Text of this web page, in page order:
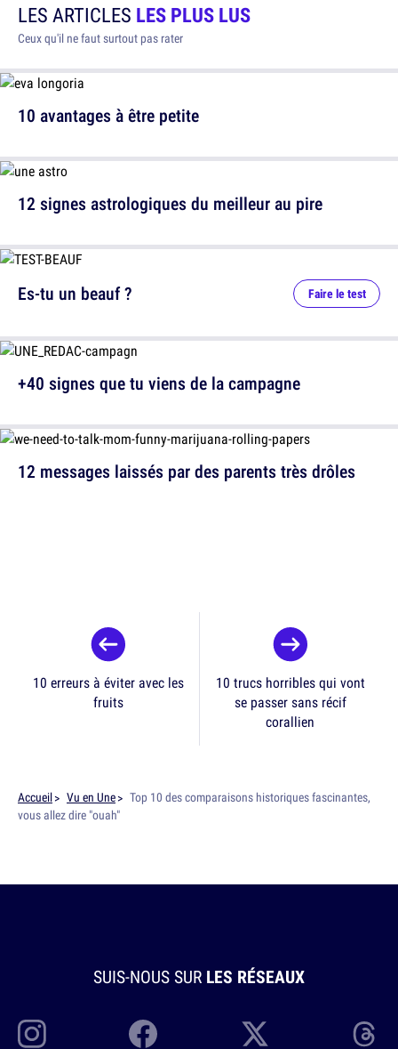
LES ARTICLES LES PLUS LUS
Ceux qu'il ne faut surtout pas rater
10 avantages à être petite
12 signes astrologiques du meilleur au pire
12 messages laissés par des parents très drôles
Es-tu un beauf ? Faire le test
+40 signes que tu viens de la campagne
10 erreurs à éviter avec les
fruits
10 trucs horribles qui vont
se passer sans récif
corallien
Accueil Vu en Une
Top 10 des comparaisons historiques fascinantes,
vous allez dire "ouah"
SUIS-NOUS SUR LES RÉSEAUX